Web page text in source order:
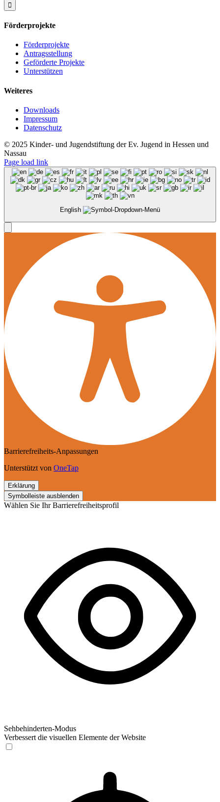
Förderprojekte
Förderprojekte
Antragsstellung
Geförderte Projekte
Unterstützen
Weiteres
Downloads
Impressum
Datenschutz
© 2025 Kinder- und Jugendstiftung der Ev. Jugend in Hessen und
Nassau
Page load link
English
Barrierefreiheits-Anpassungen
Unterstützt von OneTap
Erklärung
Symbolleiste ausblenden
Wählen Sie Ihr Barrierefreiheitsprofil
Sehbehinderten-Modus
Verbessert die visuellen Elemente der Website